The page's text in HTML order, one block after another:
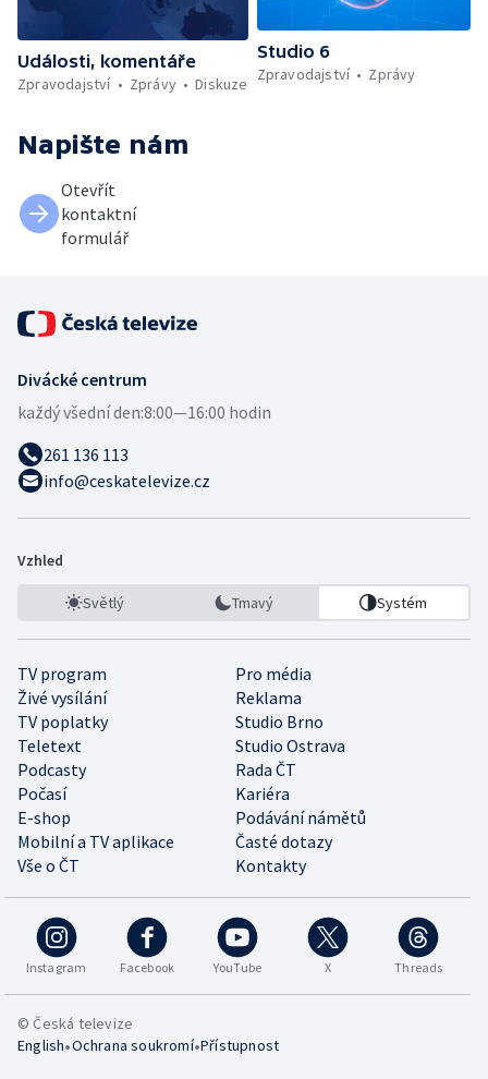
Události, komentáře
Zpravodajství
Zprávy Diskuze
Studio 6
Zpravodajství
Zprávy
Napište nám
Otevřít
kontaktní
formulář
Divácké centrum
každý všední den:8:00—16:00 hodin
261 136 113
info@ceskatelevize.cz
Vzhled
Světlý Tmavý Systém
TV program
Pro média
Živé vysílání
Reklama
TV poplatky
Studio Brno
Teletext
Studio Ostrava
Podcasty
Rada ČT
Počasí
Kariéra
E-shop
Podávání námětů
Mobilní a TV aplikace
Časté dotazy
Vše o ČT
Kontakty
Instagram Facebook YouTube X Threads
© Česká televize
English•Ochrana soukromí•Přístupnost